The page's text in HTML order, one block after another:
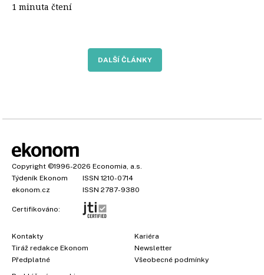
1 minuta čtení
DALŠÍ ČLÁNKY
Copyright ©1996-2026 Economia, a.s.
Týdeník Ekonom
ISSN 1210-0714
ekonom.cz
ISSN 2787-9380
Certifikováno:
Kontakty
Tiráž redakce Ekonom
Předplatné
Kariéra
Newsletter
Všeobecné podmínky